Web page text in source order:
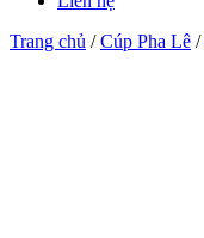
Trang chủ /Cúp Pha Lê /